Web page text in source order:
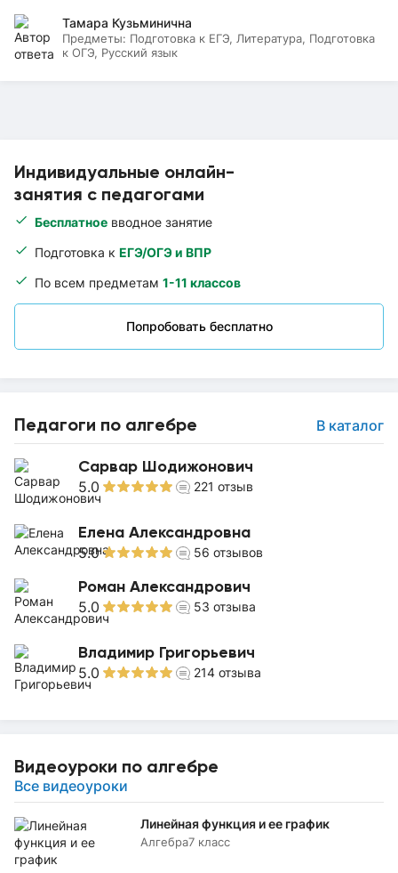
Индивидуальные онлайн-
занятия с педагогами
Бесплатное вводное занятие
Подготовка к ЕГЭ/ОГЭ и ВПР
По всем предметам 1-11 классов
Попробовать бесплатно
Педагоги по алгебре В каталог
Сарвар Шодижонович
5.0 221 отзыв
Елена Александровна
5.0 56 отзывов
Роман Александрович
5.0 53 отзыва
Владимир Григорьевич
5.0 214 отзыва
Видеоуроки по алгебре
Все видеоуроки
Линейная функция и ее график
Алгебра7 класс
Тамара Кузьминична
Предметы: Подготовка к ЕГЭ, Литература, Подготовка
к ОГЭ, Русский язык